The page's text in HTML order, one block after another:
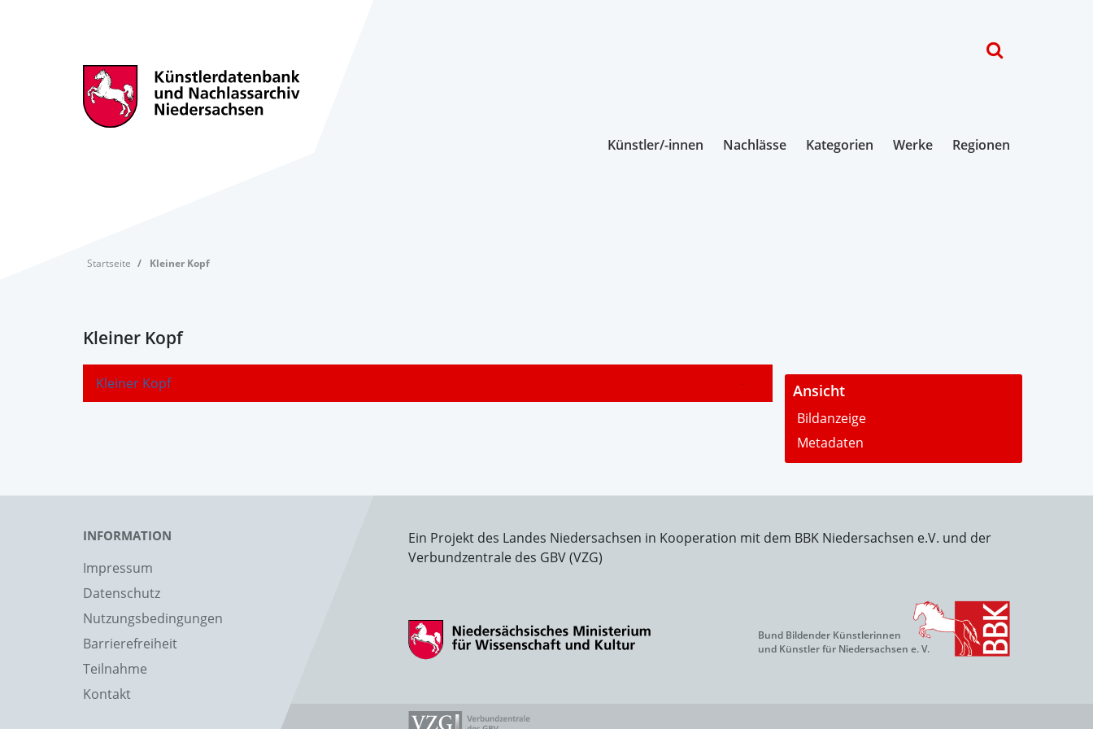
Künstler/-innen Nachlässe Kategorien Werke Regionen
Startseite Kleiner Kopf
Kleiner Kopf
Kleiner Kopf - Ansicht
Bildanzeige
Metadaten
INFORMATION
Impressum
Datenschutz
Nutzungsbedingungen
Barrierefreiheit
Teilnahme
Kontakt
Ein Projekt des Landes Niedersachsen in Kooperation mit dem BBK Niedersachsen e.V. und der
Verbundzentrale des GBV (VZG)
Bund Bildender Künstlerinnen
und Künstler für Niedersachsen e. V.